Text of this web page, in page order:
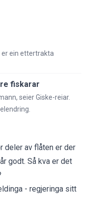
er ein ettertrakta
fiskarar
seier Giske-reiar.
deler av flåten er der
godt. Så kva er det
- regjeringa sitt